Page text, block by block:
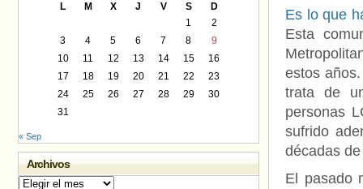
Es lo que
Esta
estos
trata de
personas
sufrido
décadas
El pasado
L M X J V S
D
1
2
3
4 5 6 7 8
9
10
11 12 13 14 15
16
17
18 19 20 21 22
23
24
25 26 27 28 29
30
31
« Sep
Archivos
Archivos